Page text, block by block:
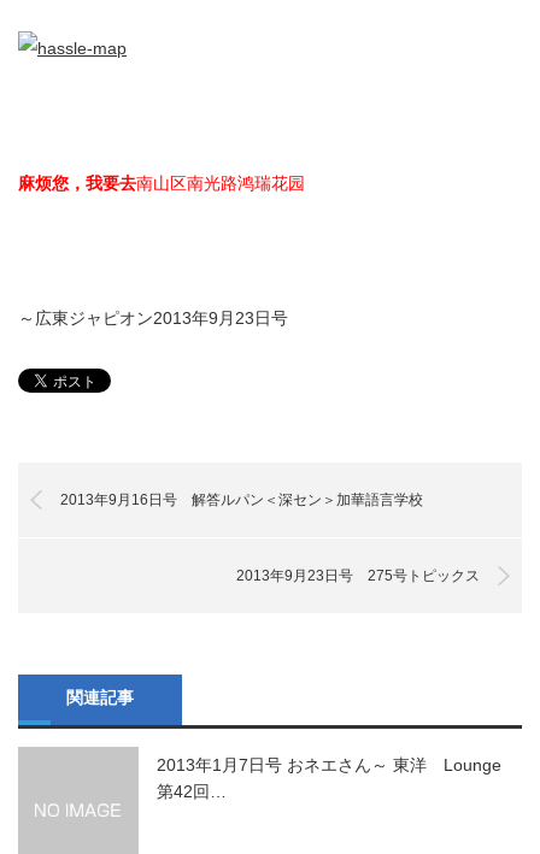
麻烦您 ， 我要去南山区南光路鸿瑞花园
～広東ジャピオン2013年9月23日号
2013年9月16日号 解答ルパン＜深セン＞加華語言学校
2013年9月23日号 275号トピックス
関連記事
2013年1月7日号 おネエさん～ 東洋 Lounge
第42回…